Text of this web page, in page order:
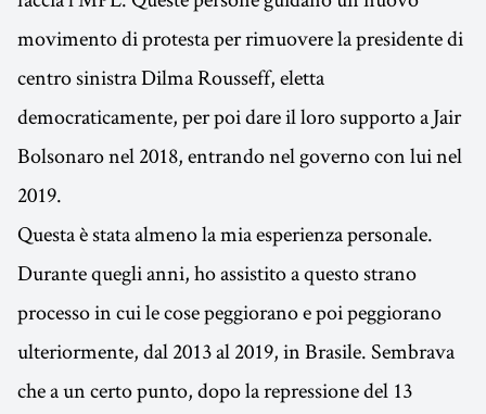
movimento di protesta per rimuovere la presidente di
centro sinistra Dilma Rousseff, eletta
democraticamente, per poi dare il loro supporto a Jair
Bolsonaro nel 2018, entrando nel governo con lui nel
2019.
Questa è stata almeno la mia esperienza personale.
Durante quegli anni, ho assistito a questo strano
processo in cui le cose peggiorano e poi peggiorano
ulteriormente, dal 2013 al 2019, in Brasile. Sembrava
che a un certo punto, dopo la repressione del 13